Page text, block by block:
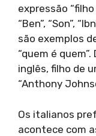
expressão
“Ben”, “Son”,
são exemplos
“quem é
inglês, filho de
“Anthony
Os italianos
acontece com